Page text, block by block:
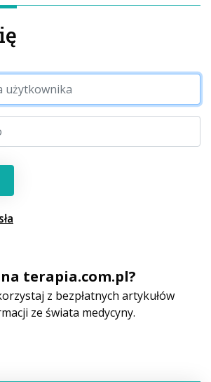
terapia.com.pl?
z bezpłatnych artykułów
ze świata medycyny.